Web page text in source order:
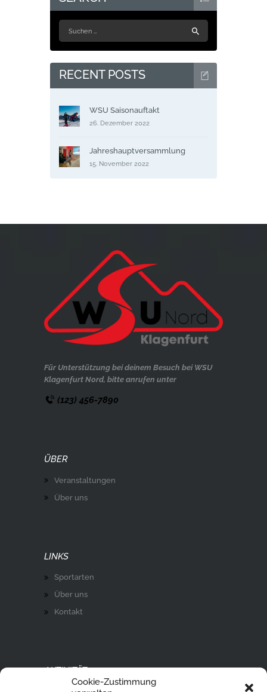
Cookie-Zustimmung
RECENT POSTS
WSU Saisonauftakt
26. Dezember 2022
Jahreshauptversammlung
15. November 2022
Für Unterstützung bei deinem Besuch bei WSU
Klagenfurt Nord, bitte anrufen unter
(123) 456-7890
ÜBER
Veranstaltungen
Über uns
LINKS
Sportarten
Über uns
Kontakt
AKTIVITÄT